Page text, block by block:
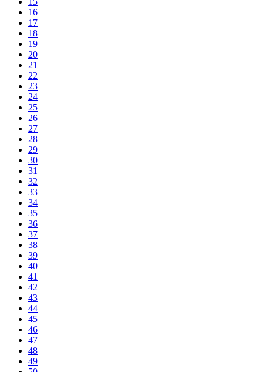
16
17
18
19
20
21
22
23
24
25
26
27
28
29
30
31
32
33
34
35
36
37
38
39
40
41
42
43
44
45
46
47
48
49